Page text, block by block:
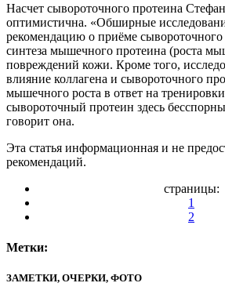
Насчет сывороточного протеина
оптимистична. «Обширные
рекомендацию о приёме сывороточного
синтеза мышечного протеина (роста
повреждений кожи. Кроме того,
влияние коллагена и сывороточного
мышечного роста в ответ на
сывороточный протеин здесь
говорит она.
Эта статья информационная и не
рекомендаций.
страницы:
1
2
Метки:
ЗАМЕТКИ, ОЧЕРКИ, ФОТО